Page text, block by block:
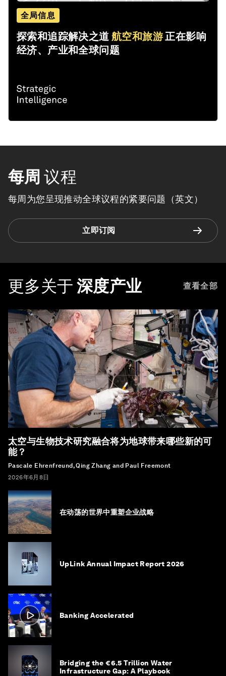
全局信息
探索和追踪解决之道航空和旅游正在影响
经济、产业和全球问题
每周 议程
每周为您呈现推动全球议程的紧要问题（英文）
立即订阅
更多关于 深度产业 查看全部
太空与生物技术研究融合将为地球带来哪些新的可
能？
Pascale Ehrenfreund, Qing Zhang and Paul Freemont
2026年6月8日
在动荡的世界中重塑企业战略
UpLink Annual Impact Report 2026
Banking Accelerated
Bridging the €6.5 Trillion Water
Infrastructure Gap: A Playbook